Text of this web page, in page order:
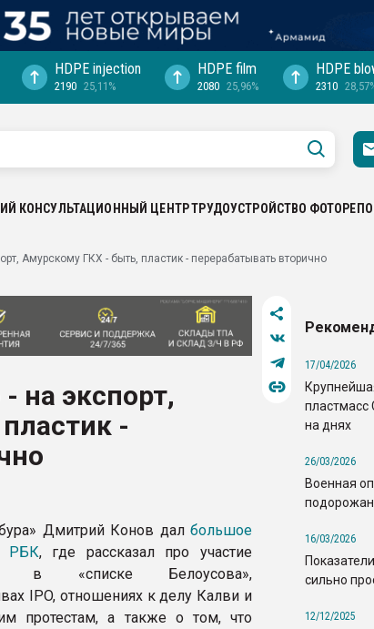
HDPE injection
2190 25,11%
HDPE film
2080 25,96%
HDPE
2310
КОНСУЛЬТАЦИОННЫЙ ЦЕНТРТРУДОУСТРОЙСТВО
Амурскому ГКХ - быть, пластик - перерабатывать вторично
на экспорт,
-
Дмитрий Конов дал большое
РБК, где рассказал про участие
в «списке Белоусова»,
IPO, отношениях к делу Калви и
протестам, а также о том, что
17/04/2026
пластмасс
на днях
26/03/2026
Военная
16/03/2026
сильно
12/12/2025